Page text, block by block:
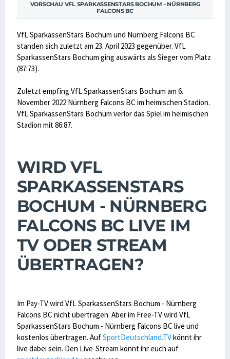
VORSCHAU VFL SPARKASSENSTARS BOCHUM - NÜRNBERG
FALCONS BC
VfL SparkassenStars Bochum und Nürnberg Falcons BC
standen sich zuletzt am 23. April 2023 gegenüber. VfL
SparkassenStars Bochum ging auswärts als Sieger vom Platz
(87:73).
Zuletzt empfing VfL SparkassenStars Bochum am 6.
November 2022 Nürnberg Falcons BC im heimischen Stadion.
VfL SparkassenStars Bochum verlor das Spiel im heimischen
Stadion mit 86:87.
WIRD VFL
SPARKASSENSTARS
BOCHUM - NÜRNBERG
FALCONS BC LIVE IM
TV ODER STREAM
ÜBERTRAGEN?
Im Pay-TV wird VfL SparkassenStars Bochum - Nürnberg
Falcons BC nicht übertragen. Aber im Free-TV wird VfL
SparkassenStars Bochum - Nürnberg Falcons BC live und
kostenlos übertragen. AufSportDeutschland.TVkönnt ihr
live dabei sein. Den Live-Stream könnt ihr euch auf